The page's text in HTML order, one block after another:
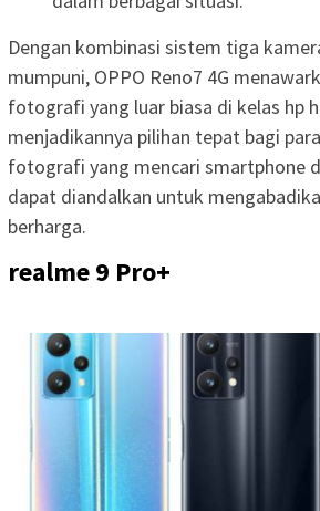
Dengan kombinasi sistem tiga
mumpuni, OPPO Reno7 4G
fotografi yang luar biasa di kelas hp
menjadikannya pilihan tepat bagi
fotografi yang mencari smartphone
dapat diandalkan untuk
berharga.
realme 9 Pro+